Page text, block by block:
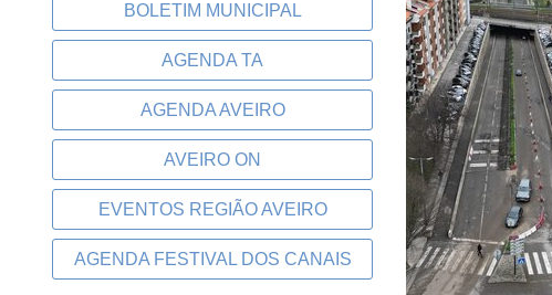
BOLETIM MUNICIPAL
AGENDA TA
AGENDA AVEIRO
AVEIRO ON
EVENTOS REGIÃO AVEIRO
AGENDA FESTIVAL DOS CANAIS